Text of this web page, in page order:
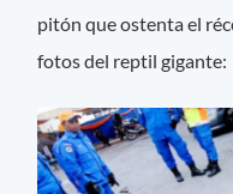
pitón que ostenta el
fotos del reptil gigante: